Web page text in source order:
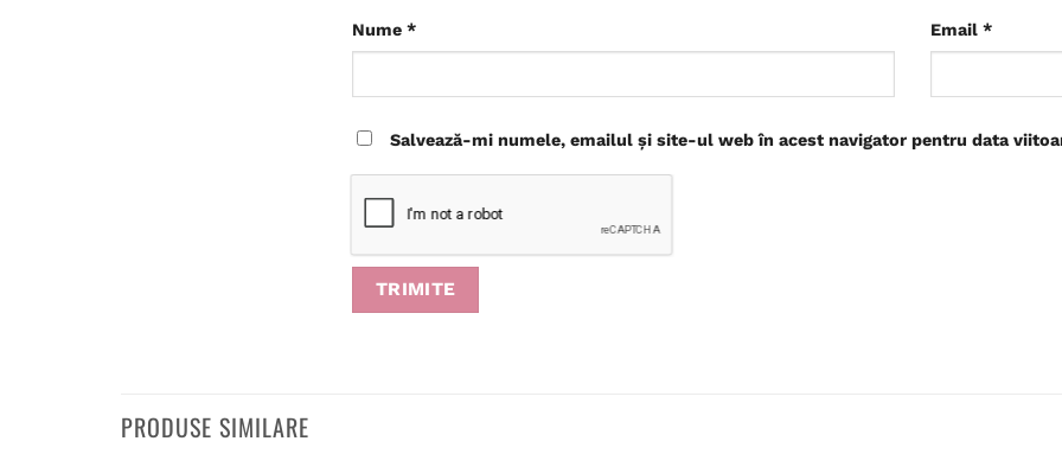
Nume * Email *
Salvează-mi numele, emailul și site-ul web în acest navigator pentru data
PRODUSE SIMILARE